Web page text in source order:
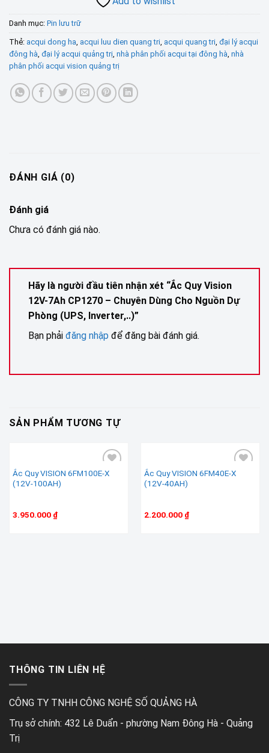
Danh mục: Pin lưu trữ
Thẻ: acqui dong ha, acqui luu dien quang tri, acqui quang tri, đại lý acqui
đông hà, đại lý acqui quảng trị, nhà phân phối acqui tại đông hà, nhà
phân phối acqui vision quảng trị
ĐÁNH GIÁ (0)
Đánh giá
Chưa có đánh giá nào.
Hãy là người đầu tiên nhận xét “Ắc Quy Vision
12V-7Ah CP1270 – Chuyên Dùng Cho Nguồn Dự
Phòng (UPS, Inverter,..)”
Bạn phải đăng nhập để đăng bài đánh giá.
SẢN PHẨM TƯƠNG TỰ
Add to wishlist
Ắc Quy VISION 6FM100E-X
(12V-100AH)
3.950.000 ₫
Ắc Quy VISION 6FM40E-X
(12V-40AH)
2.200.000 ₫
THÔNG TIN LIÊN HỆ
CÔNG TY TNHH CÔNG NGHỆ SỐ QUẢNG HÀ
Trụ sở chính: 432 Lê Duẩn - phường Nam Đông Hà - Quảng
Trị